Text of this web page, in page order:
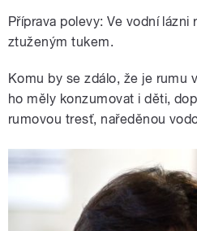
Příprava polevy: Ve vodní
ztuženým tukem.
Komu by se zdálo, že je rumu
ho měly konzumovat i děti,
rumovou tresť, naředěnou